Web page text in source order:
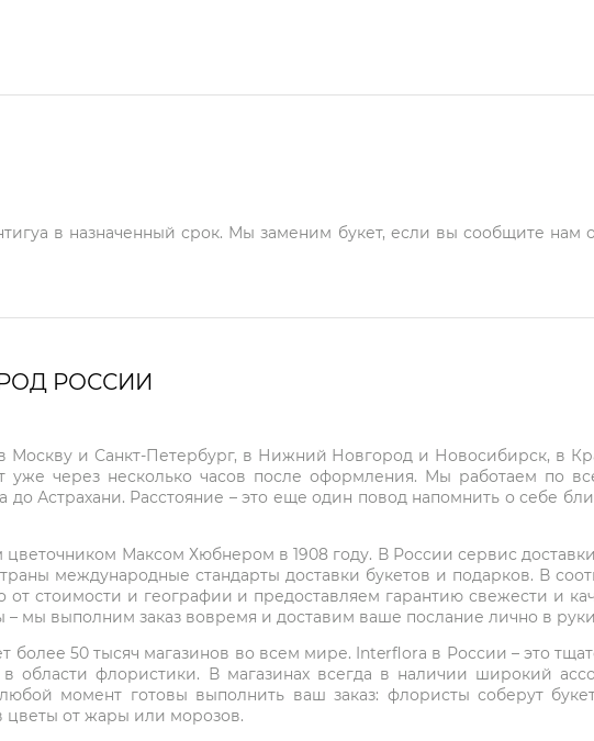
в назначенный срок. Мы заменим букет, если вы сообщите нам
РОССИИ
Москву и Санкт-Петербург, в Нижний Новгород и Новосибирск, в
через несколько часов после оформления. Мы работаем по
Астрахани. Расстояние – это еще один повод напомнить о себе
Максом Хюбнером в 1908 году. В России сервис
международные стандарты доставки букетов и подарков. В
стоимости и географии и предоставляем гарантию свежести и
мы выполним заказ вовремя и доставим ваше послание лично в руки
более 50 тысяч магазинов во всем мире. Interflora в России – это
области флористики. В магазинах всегда в наличии широкий
момент готовы выполнить ваш заказ: флористы соберут
цветы от жары или морозов.